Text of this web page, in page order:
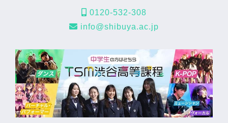
0120-532-308
info@shibuya.ac.jp